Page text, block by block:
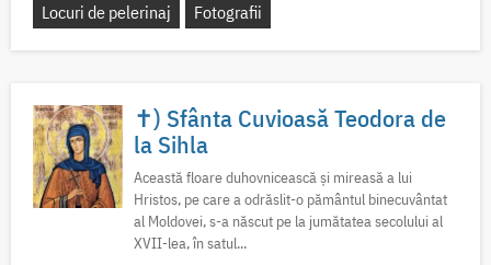
Locuri de pelerinaj
Fotografii
✝) Sfânta Cuvioasă Teodora de
la Sihla
Această floare duhovnicească și mireasă a lui
Hristos, pe care a odrăslit-o pământul binecuvântat
al Moldovei, s-a născut pe la jumătatea secolului al
XVII-lea, în satul...